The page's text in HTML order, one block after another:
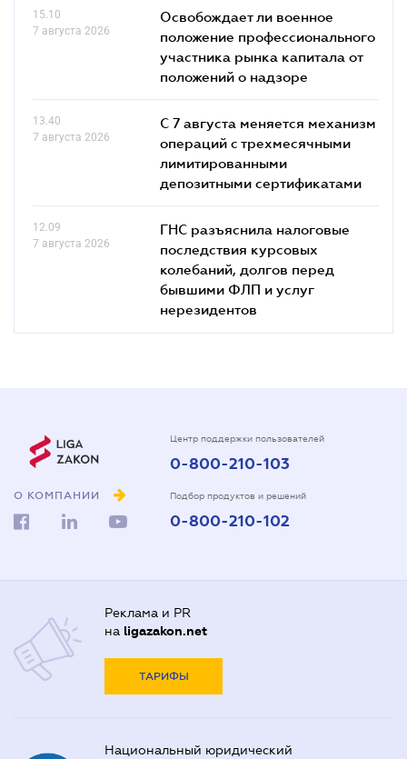
15.10
7 августа 2026
Освобождает ли военное
положение профессионального
участника рынка капитала от
положений о надзоре
13.40
7 августа 2026
С 7 августа меняется механизм
операций с трехмесячными
лимитированными
депозитными сертификатами
12.09
7 августа 2026
ГНС разъяснила налоговые
последствия курсовых
колебаний, долгов перед
бывшими ФЛП и услуг
нерезидентов
О КОМПАНИИ
Центр поддержки пользователей
0-800-210-103
Подбор продуктов и решений
0-800-210-102
Реклама и PR
на ligazakon.net
ТАРИФЫ
Национальный юридический